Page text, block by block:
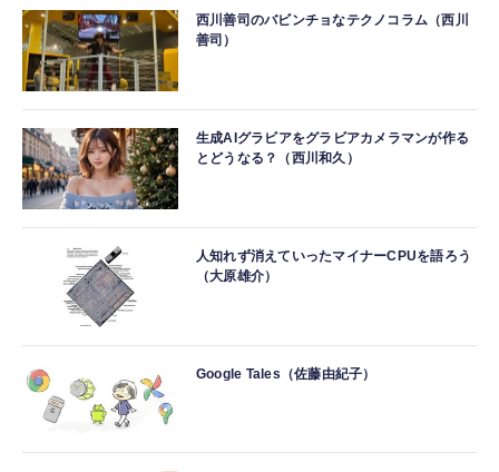
西川善司のバビンチョなテクノコラム（西川
善司）
生成AIグラビアをグラビアカメラマンが作る
とどうなる？（西川和久）
人知れず消えていったマイナーCPUを語ろう
（大原雄介）
Google Tales（佐藤由紀子）